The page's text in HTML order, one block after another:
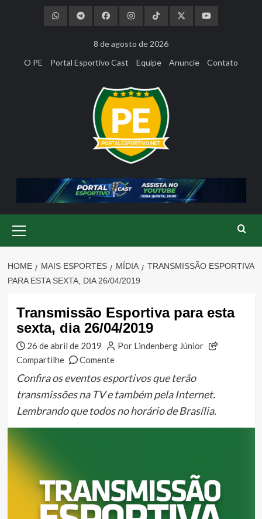
8 de agosto de 2026
O PE
Portal Esportivo Cast Equipe Anuncie Contato
Menu
HOME MAIS ESPORTES MÍDIA
TRANSMISSÃO ESPORTIVA
PARA ESTA SEXTA, DIA 26/04/2019
Transmissão Esportiva para esta
sexta, dia 26/04/2019
26 de abril de 2019
Por Lindenberg Júnior
Compartilhe
Comente
Confira os eventos esportivos que terão
transmissões na TV e também pela Internet.
Lembrando que todos no horário de Brasília.